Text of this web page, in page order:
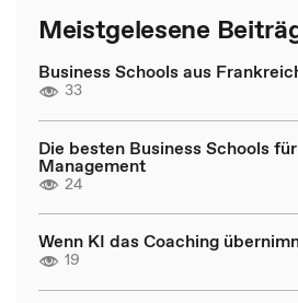
Meistgelesene
Business Schools aus
33
Die besten Business Schools
Management
24
Wenn KI das Coaching
19